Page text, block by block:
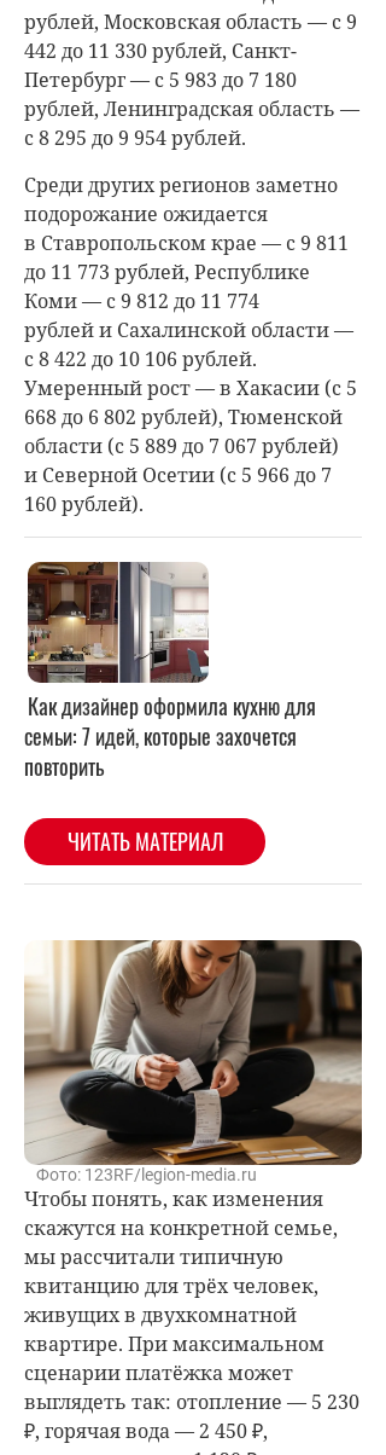
рублей, Московская область — с 9
442 до 11 330 рублей, Санкт-
Петербург — с 5 983 до 7 180
рублей, Ленинградская область —
с 8 295 до 9 954 рублей.
Среди других регионов заметно
подорожание ожидается
в Ставропольском крае — с 9 811
до 11 773 рублей, Республике
Коми — с 9 812 до 11 774
рублей и Сахалинской области —
с 8 422 до 10 106 рублей.
Умеренный рост — в Хакасии (с 5
668 до 6 802 рублей), Тюменской
области (с 5 889 до 7 067 рублей)
и Северной Осетии (с 5 966 до 7
160 рублей).
Фото: 123RF/legion-media.ru
Чтобы понять, как изменения
скажутся на конкретной семье,
мы рассчитали типичную
квитанцию для трёх человек,
живущих в двухкомнатной
квартире. При максимальном
сценарии платёжка может
выглядеть так: отопление — 5 230
₽, горячая вода — 2 450 ₽,